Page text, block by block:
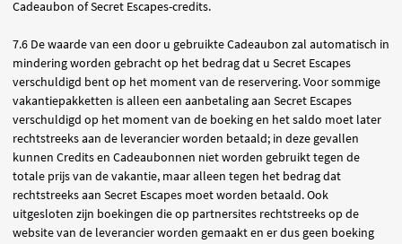
Cadeaubon of Secret Escapes-credits.
7.6 De waarde van een door u gebruikte Cadeaubon zal automatisch in
mindering worden gebracht op het bedrag dat u Secret Escapes
verschuldigd bent op het moment van de reservering. Voor sommige
vakantiepakketten is alleen een aanbetaling aan Secret Escapes
verschuldigd op het moment van de boeking en het saldo moet later
rechtstreeks aan de leverancier worden betaald; in deze gevallen
kunnen Credits en Cadeaubonnen niet worden gebruikt tegen de
totale prijs van de vakantie, maar alleen tegen het bedrag dat
rechtstreeks aan Secret Escapes moet worden betaald. Ook
uitgesloten zijn boekingen die op partnersites rechtstreeks op de
website van de leverancier worden gemaakt en er dus geen boeking